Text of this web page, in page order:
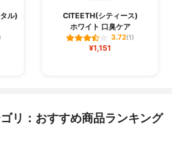
ル)
CITEETH(シティース)
ホワイト 口臭ケア
3.72(1)
¥1,151
リ：おすすめ商品ランキング